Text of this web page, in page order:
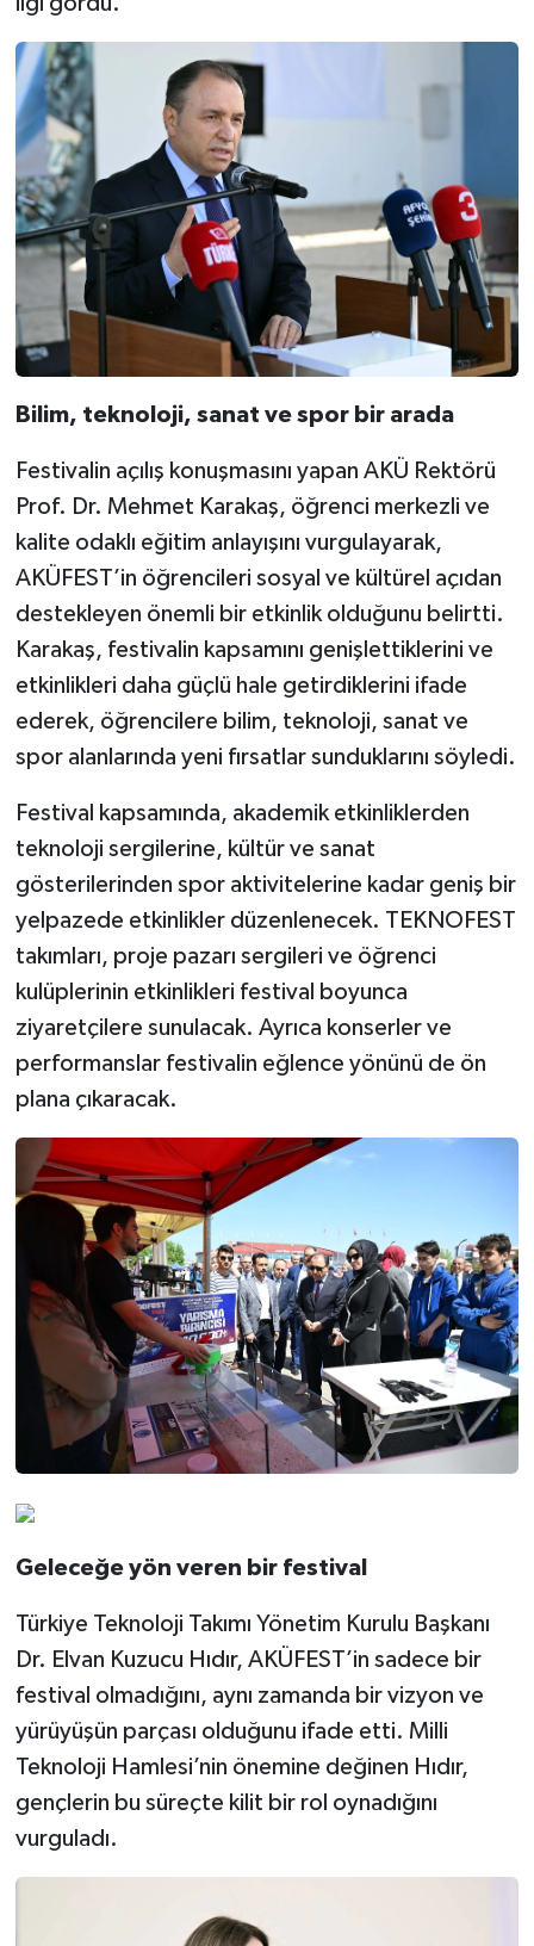
Bilim, teknoloji, sanat ve spor bir arada
Festivalin açılış konuşmasını yapan AKÜ Rektörü
Prof. Dr. Mehmet Karakaş, öğrenci merkezli ve
kalite odaklı eğitim anlayışını vurgulayarak,
AKÜFEST’in öğrencileri sosyal ve kültürel açıdan
destekleyen önemli bir etkinlik olduğunu belirtti.
Karakaş, festivalin kapsamını genişlettiklerini ve
etkinlikleri daha güçlü hale getirdiklerini ifade
ederek, öğrencilere bilim, teknoloji, sanat ve
spor alanlarında yeni fırsatlar sunduklarını söyledi.
Festival kapsamında, akademik etkinliklerden
teknoloji sergilerine, kültür ve sanat
gösterilerinden spor aktivitelerine kadar geniş bir
yelpazede etkinlikler düzenlenecek. TEKNOFEST
takımları, proje pazarı sergileri ve öğrenci
kulüplerinin etkinlikleri festival boyunca
ziyaretçilere sunulacak. Ayrıca konserler ve
performanslar festivalin eğlence yönünü de ön
plana çıkaracak.
Geleceğe yön veren bir festival
Türkiye Teknoloji Takımı Yönetim Kurulu Başkanı
Dr. Elvan Kuzucu Hıdır, AKÜFEST’in sadece bir
festival olmadığını, aynı zamanda bir vizyon ve
yürüyüşün parçası olduğunu ifade etti. Milli
Teknoloji Hamlesi’nin önemine değinen Hıdır,
gençlerin bu süreçte kilit bir rol oynadığını
vurguladı.